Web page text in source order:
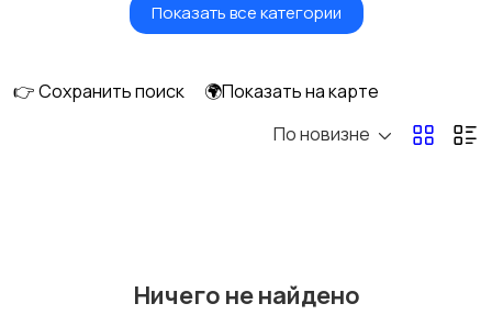
Фены и стайлеры Напольные весы
Бритвы и эпиляторы
Показать все категории
👉 Сохранить поиск
🌍Показать на карте
По новизне
Ничего не найдено